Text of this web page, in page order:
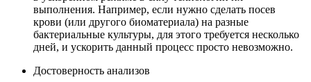
выполнения. Например, если нужно сделать посев
крови (или другого биоматериала) на разные
бактериальные культуры, для этого требуется несколько
дней, и ускорить данный процесс просто невозможно.
Достоверность анализов